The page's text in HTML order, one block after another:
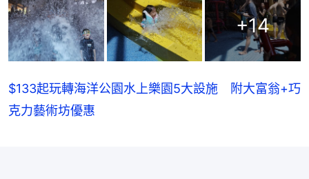
+14
$133起玩轉海洋公園水上樂園5大設施 附大富翁+巧
克力藝術坊優惠